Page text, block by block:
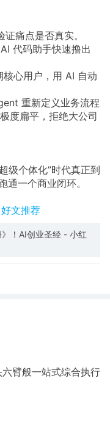
痛点是否真实。
代码助手快速撸出
心用户，用 AI 自动
重新定义业务流程
度扁平，拒绝大公司
级个体化”时代真正到
一个商业闭环。
文推荐
！AI创业圣经 - 小红
臂般一站式综合执行